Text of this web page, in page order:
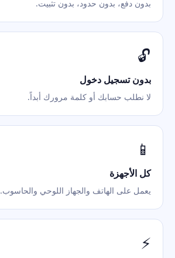
بدون دفع، بدون حدود، بدون تثبيت.
🔓
بدون تسجيل دخول
لا نطلب حسابك أو كلمة مرورك أبداً.
📱
كل الأجهزة
يعمل على الهاتف والجهاز اللوحي والحاسوب.
⚡